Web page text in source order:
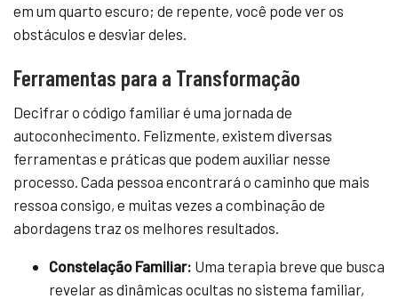
em um quarto escuro; de repente, você pode ver os
obstáculos e desviar deles.
Ferramentas para a Transformação
Decifrar o código familiar é uma jornada de
autoconhecimento. Felizmente, existem diversas
ferramentas e práticas que podem auxiliar nesse
processo. Cada pessoa encontrará o caminho que mais
ressoa consigo, e muitas vezes a combinação de
abordagens traz os melhores resultados.
Constelação Familiar: Uma terapia breve que busca
revelar as dinâmicas ocultas no sistema familiar,